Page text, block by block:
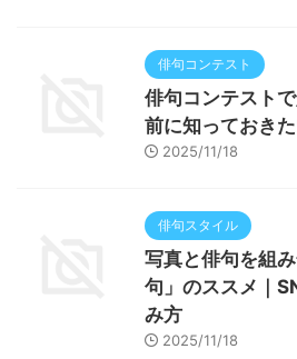
俳句コンテスト
俳句コンテスト
前に知っておき
2025/11/18
俳句スタイル
写真と俳句を組
句」のススメ｜
み方
2025/11/18